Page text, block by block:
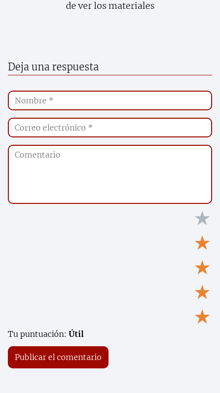
de ver los materiales
Deja una respuesta
★
★
★
★
★
Tu puntuación: Útil